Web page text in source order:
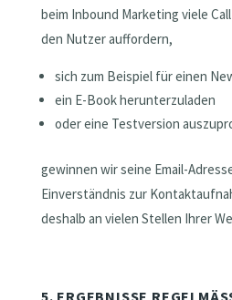
beim Inbound Marketing viele
den Nutzer auffordern,
sich zum Beispiel für einen
ein E-Book herunterzuladen
oder eine Testversion
gewinnen wir seine Email-
Einverständnis zur
deshalb an vielen Stellen Ihrer